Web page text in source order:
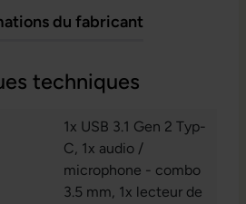
du fabricant
techniques
1x USB 3.1 Gen 2 Typ-
C, 1x audio /
microphone - combo
3.5 mm, 1x lecteur de